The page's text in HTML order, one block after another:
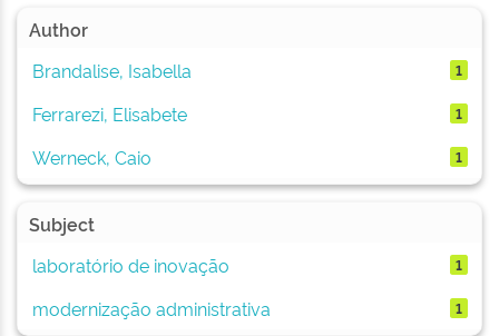
Author
Brandalise, Isabella
1
Ferrarezi, Elisabete 1
Werneck, Caio 1
Subject
laboratório de inovação
1
modernização administrativa 1